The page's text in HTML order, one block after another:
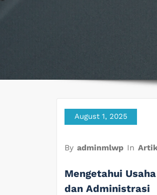
August 1, 2025
By adminmlwp In
Mengetahui
dan Administrasi